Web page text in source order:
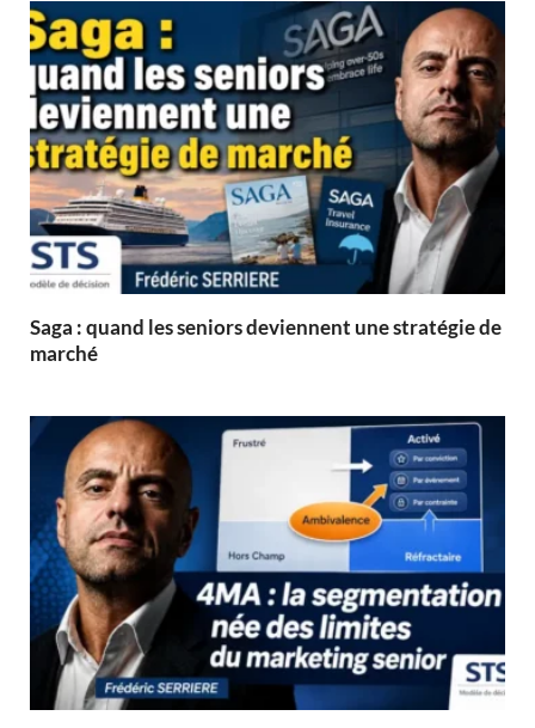
Saga : quand les seniors deviennent une stratégie de
marché